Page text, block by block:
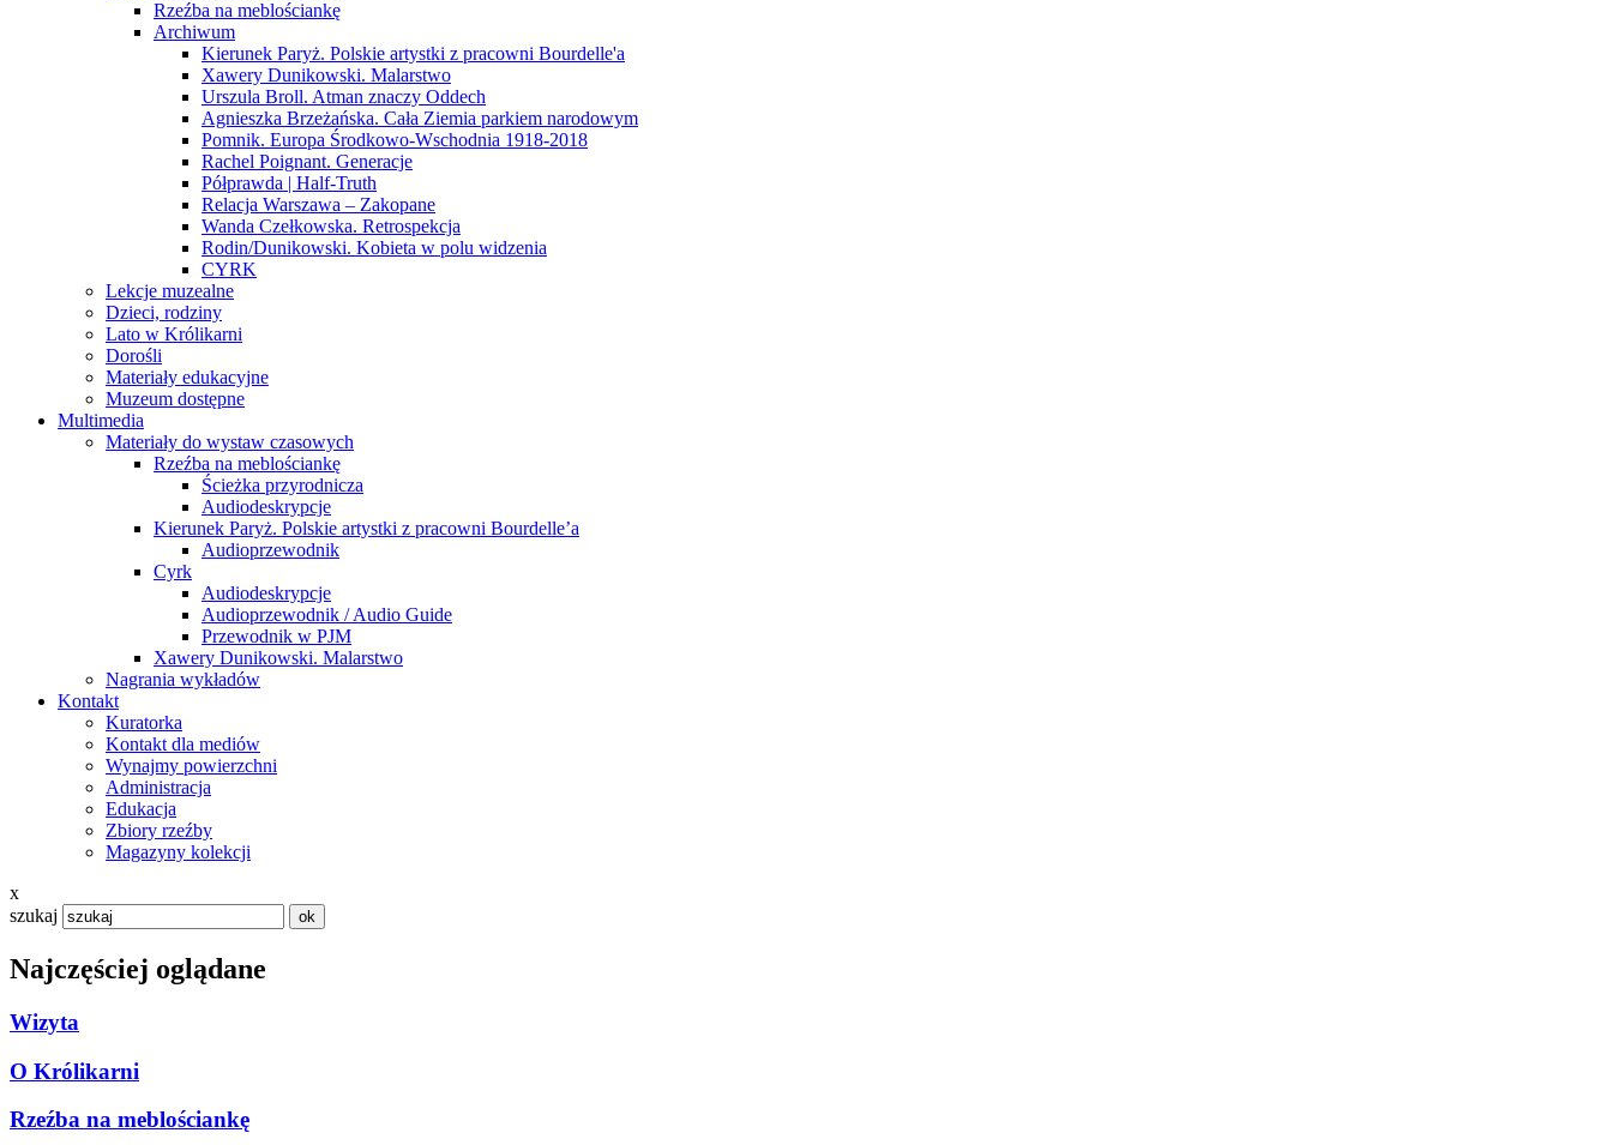
Rzeźba na meblościankę
Archiwum
Kierunek Paryż. Polskie artystki z pracowni Bourdelle'a
Xawery Dunikowski. Malarstwo
Urszula Broll. Atman znaczy Oddech
Agnieszka Brzeżańska. Cała Ziemia parkiem narodowym
Pomnik. Europa Środkowo-Wschodnia 1918-2018
Rachel Poignant. Generacje
Półprawda | Half-Truth
Relacja Warszawa – Zakopane
Wanda Czełkowska. Retrospekcja
Rodin/Dunikowski. Kobieta w polu widzenia
CYRK
Lekcje muzealne
Dzieci, rodziny
Lato w Królikarni
Dorośli
Materiały edukacyjne
Muzeum dostępne
Multimedia
Materiały do wystaw czasowych
Rzeźba na meblościankę
Ścieżka przyrodnicza
Audiodeskrypcje
Kierunek Paryż. Polskie artystki z pracowni Bourdelle’a
Audioprzewodnik
Cyrk
Audiodeskrypcje
Audioprzewodnik / Audio Guide
Przewodnik w PJM
Xawery Dunikowski. Malarstwo
Nagrania wykładów
Kontakt
Kuratorka
Kontakt dla mediów
Wynajmy powierzchni
Administracja
Edukacja
Zbiory rzeźby
Magazyny kolekcji
x
szukaj
Najczęściej oglądane
Wizyta
O Królikarni
Rzeźba na meblościankę